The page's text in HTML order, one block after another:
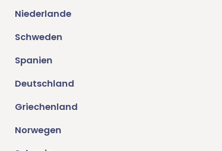
Niederlande
Schweden
Spanien
Deutschland
Griechenland
Norwegen